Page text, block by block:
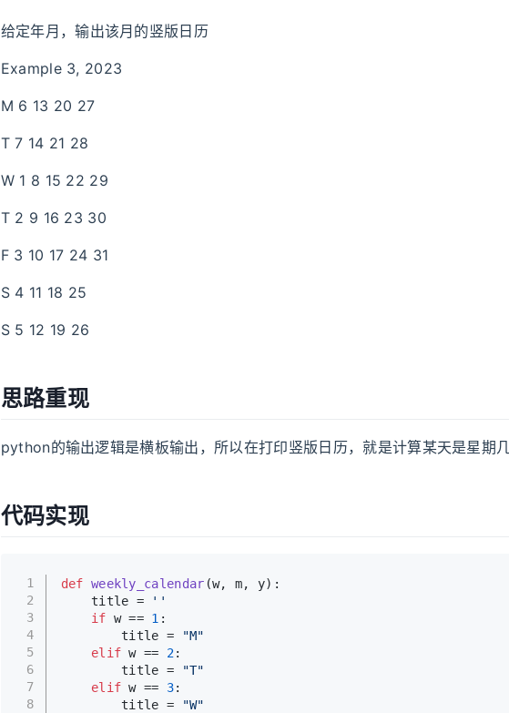
给定年月，输出该月的竖版日历
Example 3, 2023
M 6 13 20 27
T 7 14 21 28
W 1 8 15 22 29
T 2 9 16 23 30
F 3 10 17 24 31
S 4 11 18 25
S 5 12 19 26
思路重现
python的输出逻辑是横板输出，所以在打印竖版日历，就是计算某天是星期几
代码实现
1
2
3
4
5
6
7
8
def weekly_calendar (w, m, y):
    title =
''
if w == 1 :
        title =
"M"
elif w == 2:
        title =
"T"
elif w == 3:
        title =
"W"